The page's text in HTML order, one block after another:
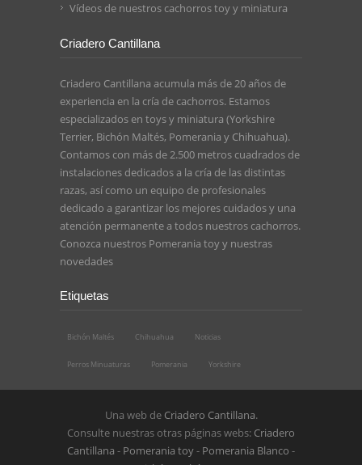
Vídeos de nuestros cachorros toy y miniatura
Criadero Cantillana
Criadero Cantillana acumula más de 20 años de
experiencia en la cría de cachorros. Estamos
especializados en toys y miniatura (Yorkshire
Terrier, Bichón Maltés, Pomerania y Chihuahua).
Contamos con más de 2.500 metros cuadrados de
instalaciones dedicados a la cría de las distintas
razas, así como un equipo de profesionales
dedicado a garantizar los mejores cuidados y una
atención permanente a todos nuestros cachorros.
Conozca nuestros Pomerania toyy nuestras
novedades
Etiquetas
Bichón Maltés Chihuahua Noticias
Perros Minuaturas Pomerania Yorkshire
Una web de Criadero Cantillana.
Consulte nuestras otras páginas webs: Criadero
Cantillana - Pomerania toy- Pomerania Blanco -